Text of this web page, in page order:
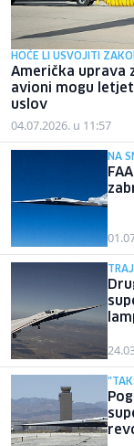
HOĆE LI USVOJITI
Američka uprava
avioni mogu
uslov
04.07.2026. u 11:57
NA